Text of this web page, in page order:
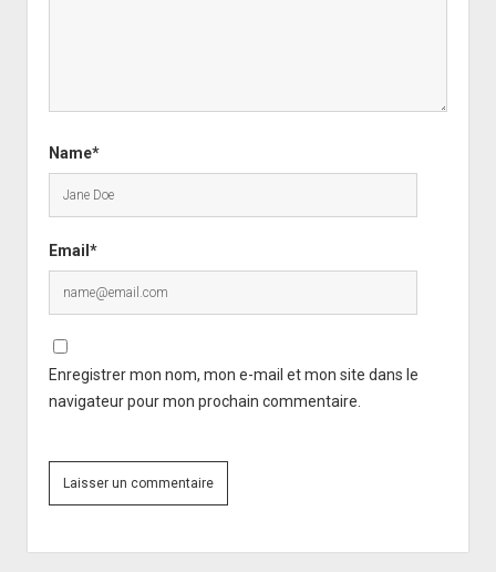
Name*
Email*
Enregistrer mon nom, mon e-mail et mon site dans le
navigateur pour mon prochain commentaire.